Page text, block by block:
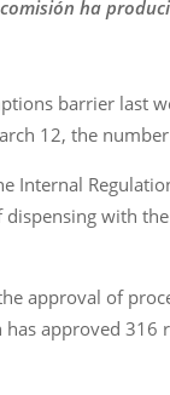
ha
barrier last
12, the
with
approval of
approved